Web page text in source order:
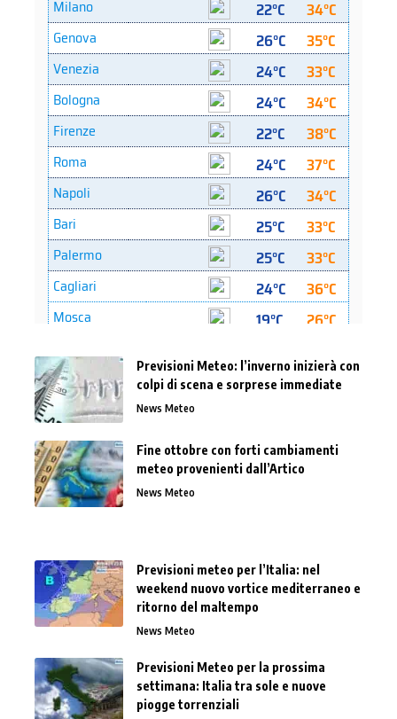
Previsioni Meteo: l’inverno inizierà con
colpi di scena e sorprese immediate
News Meteo
Fine ottobre con forti cambiamenti
meteo provenienti dall’Artico
News Meteo
Previsioni meteo per l’Italia: nel
weekend nuovo vortice mediterraneo e
ritorno del maltempo
News Meteo
Previsioni Meteo per la prossima
settimana: Italia tra sole e nuove
piogge torrenziali